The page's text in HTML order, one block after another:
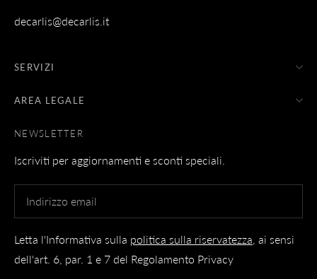
decarlis@decarlis.it
SERVIZI
AREA LEGALE
NEWSLETTER
Iscriviti per aggiornamenti e sconti speciali.
Letta l'Informativa sulla politica sulla riservatezza , ai sensi
dell'art. 6, par. 1 e 7 del Regolamento Privacy